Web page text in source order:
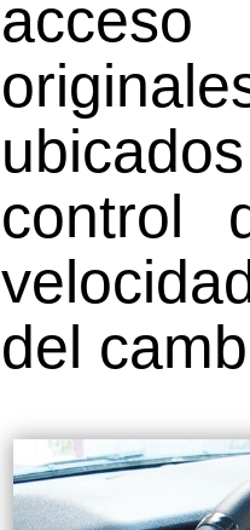
control
del